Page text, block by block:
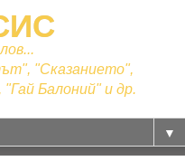
"Сказанието",
Балоний" и др.
▼